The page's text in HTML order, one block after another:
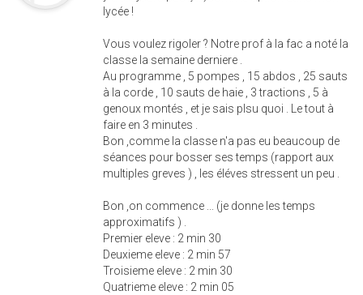
lycée !
Vous voulez rigoler ? Notre prof à la fac a noté la
classe la semaine derniere .
Au programme , 5 pompes , 15 abdos , 25 sauts
à la corde , 10 sauts de haie , 3 tractions , 5 à
genoux montés , et je sais plsu quoi . Le tout à
faire en 3 minutes .
Bon ,comme la classe n'a pas eu beaucoup de
séances pour bosser ses temps (rapport aux
multiples greves ) , les éléves stressent un peu .
Bon ,on commence ... (je donne les temps
approximatifs ) .
Premier eleve : 2 min 30
Deuxieme eleve : 2 min 57
Troisieme eleve : 2 min 30
Quatrieme eleve : 2 min 05